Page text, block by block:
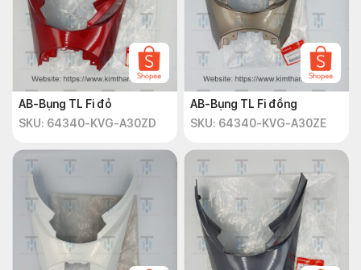
AB-Bụng TL Fi đỏ
SKU: 64340-KVG-A30ZD
AB-Bụng TL Fi đồng
SKU: 64340-KVG-A30ZE